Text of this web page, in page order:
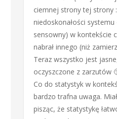
ciemnej strony tej strony
niedoskonałości
sensowny) w kontekście
nabrał innego (niż
Teraz wszystko jest
oczyszczone z zarzutów
Co do statystyk w
bardzo trafna uwaga.
pisząc, że statystykę